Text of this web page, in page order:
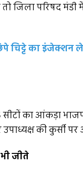
जिला परिषद
चिट्टे का इंजेक्शन
का आंकड़ा
की कुर्सी
जीते